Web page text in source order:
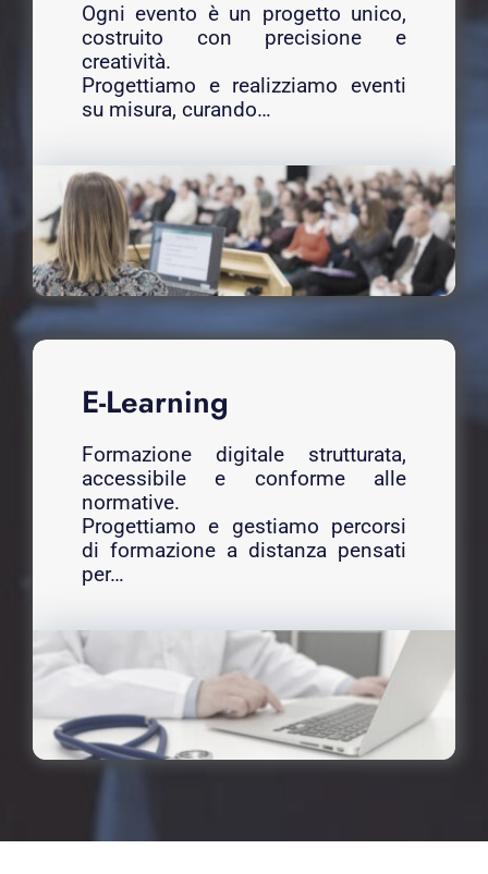
Ogni evento è un progetto unico,
costruito con precisione e
creatività.
Progettiamo e realizziamo eventi
su misura, curando…
E-Learning
Formazione digitale strutturata,
accessibile e conforme alle
normative.
Progettiamo e gestiamo percorsi
di formazione a distanza pensati
per…